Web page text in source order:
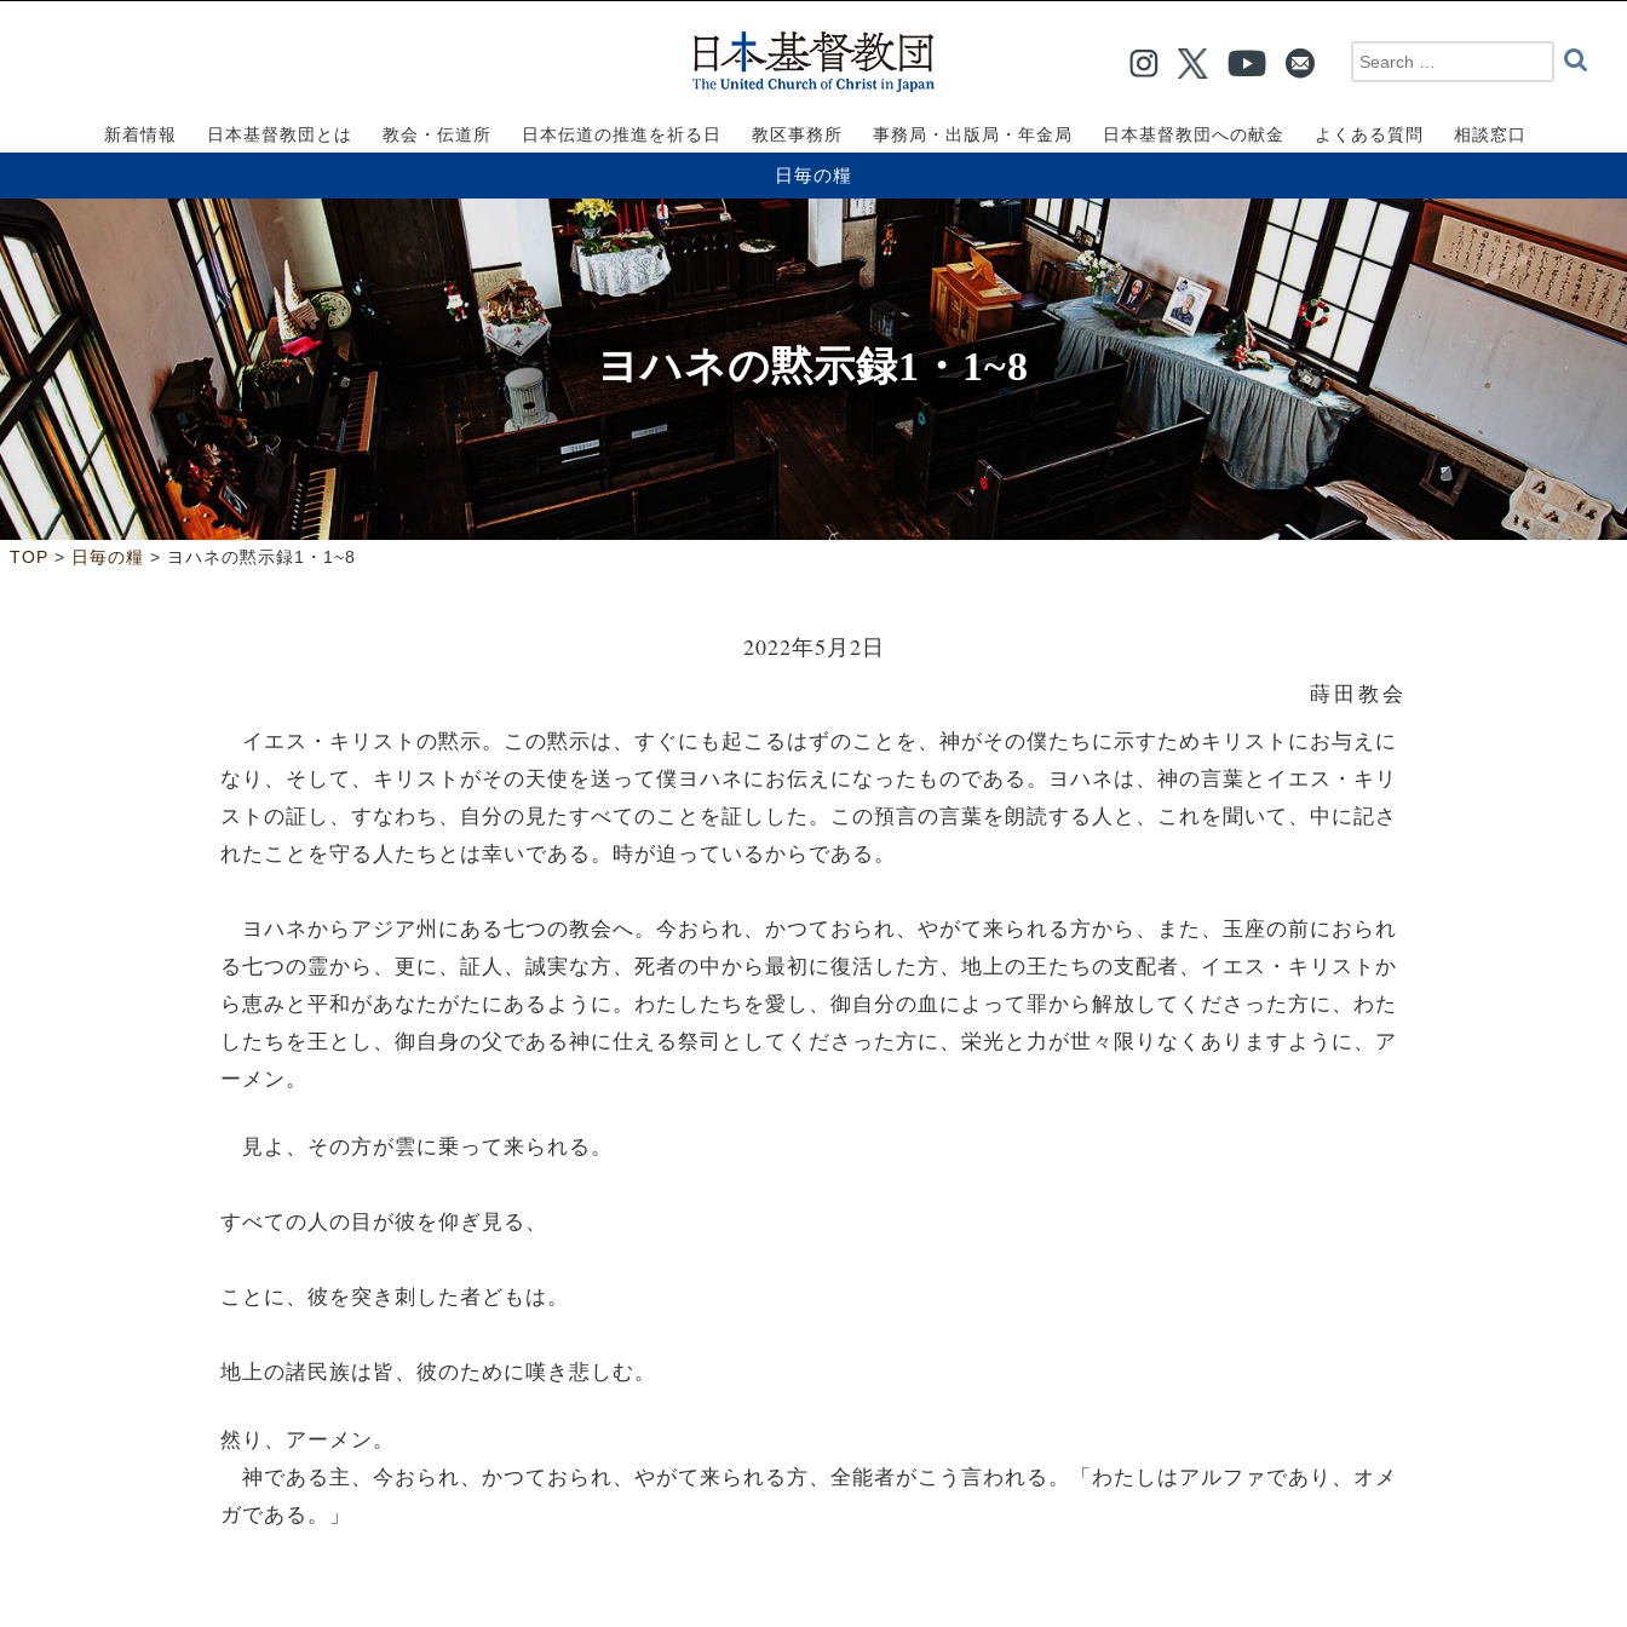
新着情報 日本基督教団とは 教会・伝道所 日本伝道の推進を祈る日 教区事務所 事務局・出版局・年金局 日本基督教団への献金 よくある質問 相談窓口
日毎の糧
ヨハネの黙示録1・1~8
TOP > 日毎の糧 > ヨハネの黙示録1・1~8
2022年5月2日
蒔田教会
イエス・キリストの黙示。この黙示は、すぐにも起こるはずのことを、神がその僕たちに示すためキリストにお与えに
なり、そして、キリストがその天使を送って僕ヨハネにお伝えになったものである。ヨハネは、神の言葉とイエス・キリ
ストの証し、すなわち、自分の見たすべてのことを証しした。この預言の言葉を朗読する人と、これを聞いて、中に記さ
れたことを守る人たちとは幸いである。時が迫っているからである。
ヨハネからアジア州にある七つの教会へ。今おられ、かつておられ、やがて来られる方から、また、玉座の前におられ
る七つの霊から、更に、証人、誠実な方、死者の中から最初に復活した方、地上の王たちの支配者、イエス・キリストか
ら恵みと平和があなたがたにあるように。わたしたちを愛し、御自分の血によって罪から解放してくださった方に、わた
したちを王とし、御自身の父である神に仕える祭司としてくださった方に、栄光と力が世々限りなくありますように、ア
ーメン。
見よ、その方が雲に乗って来られる。
すべての人の目が彼を仰ぎ見る、
ことに、彼を突き刺した者どもは。
地上の諸民族は皆、彼のために嘆き悲しむ。
然り、アーメン。
神である主、今おられ、かつておられ、やがて来られる方、全能者がこう言われる。「わたしはアルファであり、オメ
ガである。」